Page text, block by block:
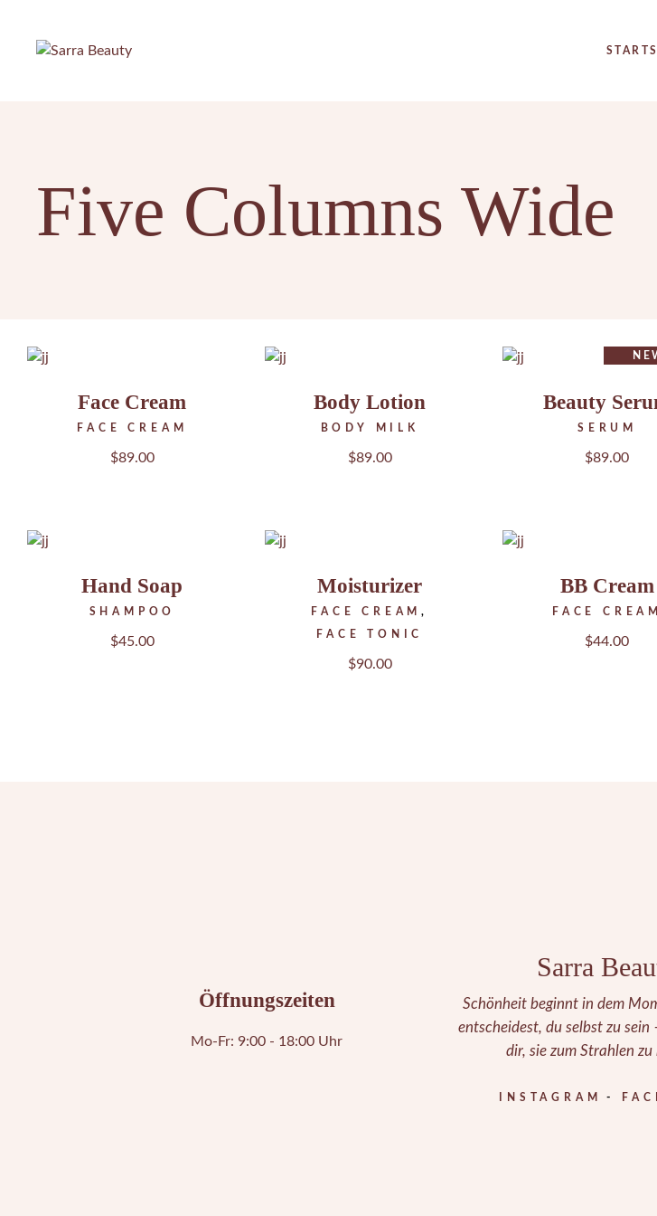
FRUCHTSÄURE
Five Columns Wide
Face Cream
FACE CREAM
$89.00
Body Lotion
BODY MILK
$89.00
Beauty
SERUM
$89.00
Hand Soap
SHAMPOO
$45.00
Moisturizer
FACE CREAM
FACE TONIC
$90.00
BB Cream
FACE CREAM
$44.00
Öffnungszeiten
Mo-Fr: 9:00 - 18:00 Uhr
Sarra
Schönheit beginnt in dem
entscheidest, du selbst zu sein
dir, sie zum Strahlen zu
INSTAGRAM